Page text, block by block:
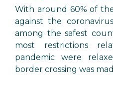
With around 60% of
against the
among the safest
most restrictions
pandemic were
border crossing was